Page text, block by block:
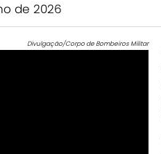
de 2026
Divulgação/Corpo de Bombeiros Militar